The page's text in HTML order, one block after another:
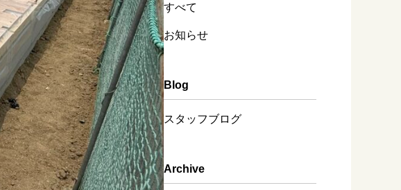
すべて
お知らせ
Blog
スタッフブログ
Archive